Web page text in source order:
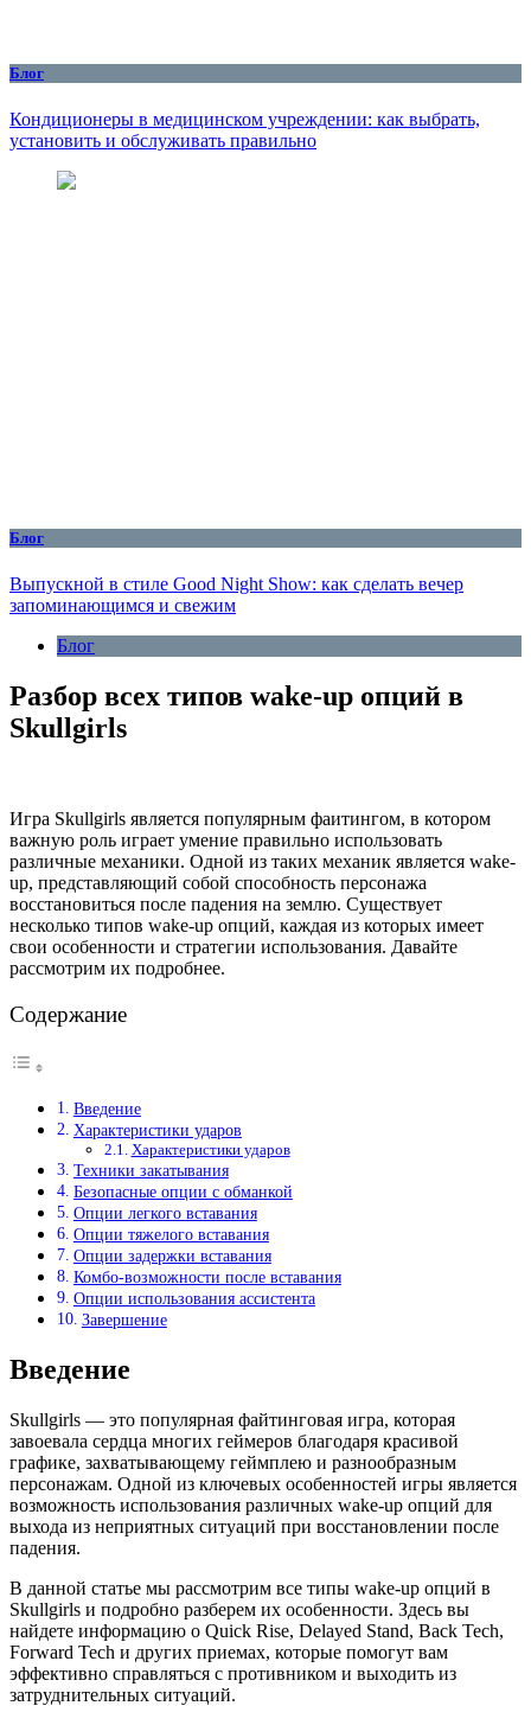
Блог
Кондиционеры в медицинском учреждении: как выбрать,
установить и обслуживать правильно
Блог
Выпускной в стиле Good Night Show: как сделать вечер
запоминающимся и свежим
Блог
Разбор всех типов wake-up опций в
Skullgirls
Игра Skullgirls является популярным фаитингом, в котором
важную роль играет умение правильно использовать
различные механики. Одной из таких механик является wake-
up, представляющий собой способность персонажа
восстановиться после падения на землю. Существует
несколько типов wake-up опций, каждая из которых имеет
свои особенности и стратегии использования. Давайте
рассмотрим их подробнее.
Содержание
Введение
Характеристики ударов
Характеристики ударов
Техники закатывания
Безопасные опции с обманкой
Опции легкого вставания
Опции тяжелого вставания
Опции задержки вставания
Комбо-возможности после вставания
Опции использования ассистента
Завершение
Введение
Skullgirls — это популярная файтинговая игра, которая
завоевала сердца многих геймеров благодаря красивой
графике, захватывающему геймплею и разнообразным
персонажам. Одной из ключевых особенностей игры является
возможность использования различных wake-up опций для
выхода из неприятных ситуаций при восстановлении после
падения.
В данной статье мы рассмотрим все типы wake-up опций в
Skullgirls и подробно разберем их особенности. Здесь вы
найдете информацию о Quick Rise, Delayed Stand, Back Tech,
Forward Tech и других приемах, которые помогут вам
эффективно справляться с противником и выходить из
затруднительных ситуаций.